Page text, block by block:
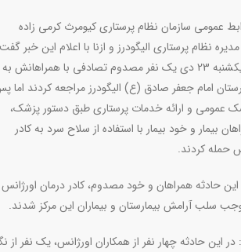
عمومی سازمان نظام پرستاری کیومرث کرمی زاده
نظام پرستاری الیگودرز و ازنا با اعلام این خبر
ساعت 9:30 یکشنبه 23 دی یک نفر مصدوم تصادفی با همراهانش به
امام جعفر صادق (ع) الیگودرز مراجعه کردند اما
عمومی و ارائه خدمات پرستاری طبق دستور پزشک،
بیمار و خود بیمار با استفاده از سلاح سرد به کادر
حمله کردند.
حادثه همراهان و خود مصدوم، کادر درمان
سلب آرامش بیمارستان و بیماران این مرکز شدند.
در این حادثه چهار نفر از همکاران اورژانس، یک نفر